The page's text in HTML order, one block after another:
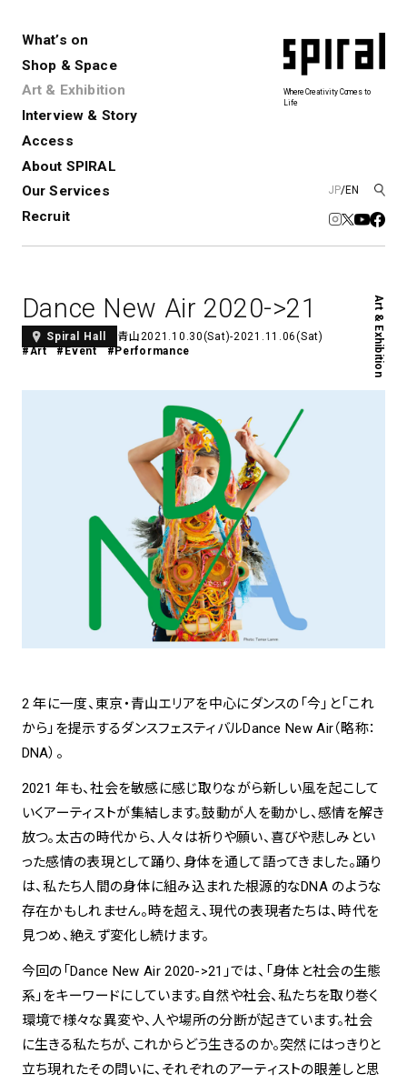
What’s on
Shop & Space
Art & Exhibition
Interview & Story
Access
About SPIRAL
Our Services
Recruit
JP/EN
Where Creativity Comes to
Life
Spiral
Spiral Market 6
⼆⼦⽟川 Dogwood Plaza
Spiral Hall
⾼輪
naila 横浜ランドマーク
naila 大宮そごう
Café3
CAFE AALTO 新丸ビル
Spiral Rendezvous
Store
グランスタ東京店
spiral art gallery 名古屋
松坂屋
MoN Park Cafe by Spiral
Exhibition
展覧会やイベント
演劇やダンス、ライブ公演、イベント
Art Projects
アートプロジェクト・イベント
SICF
スパイラルが推進するエデュケーシ
Spiral Print Collection
スパイラルが提案するオリジナルプ
リント作品
SPIRALのご紹介
お問い合わせ
レンタルスペース
コンサルティング 商品開発
新卒採用
アルバイト・その他
Dance New Air 2020->21
Spiral Hall 青山 2021.10.30(Sat)-2021.11.06(Sat)
#Art
#Event #Performance Art & Exhibition
2 年に一度、東京・青山エリアを中心にダンスの「今」と「これ
から」を提示するダンスフェスティバルDance New Air（略称：
DNA）。
2021 年も、社会を敏感に感じ取りながら新しい風を起こして
いくアーティストが集結します。鼓動が人を動かし、感情を解き
放つ。太古の時代から、人々は祈りや願い、喜びや悲しみとい
った感情の表現として踊り、身体を通して語ってきました。踊り
は、私たち人間の身体に組み込まれた根源的なDNA のような
存在かもしれません。時を超え、現代の表現者たちは、時代を
見つめ、絶えず変化し続けます。
今回の「Dance New Air 2020->21」では、「身体と社会の生態
系」をキーワードにしています。自然や社会、私たちを取り巻く
環境で様々な異変や、人や場所の分断が起きています。社会
に生きる私たちが、これからどう生きるのか。突然にはっきりと
立ち現れたその問いに、それぞれのアーティストの眼差しと思